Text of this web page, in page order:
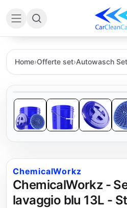
Home›Offerte set›Autowasch Set
ChemicalWorkz
ChemicalWorkz -
lavaggio blu 13L -